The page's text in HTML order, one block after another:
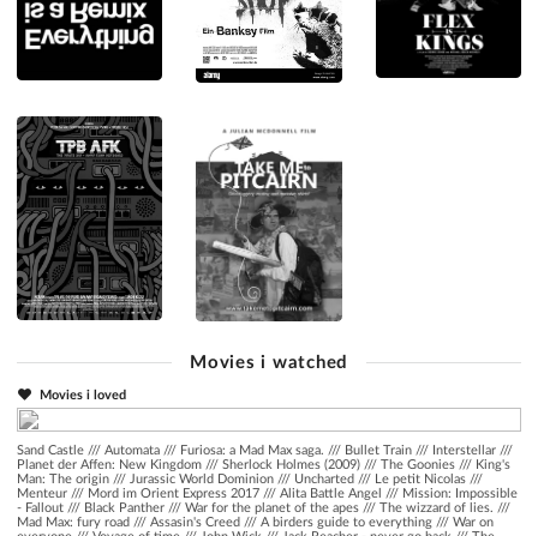
Movies i watched
Movies i loved
Sand Castle /// Automata /// Furiosa: a Mad Max saga. /// Bullet Train /// Interstellar ///
Planet der Affen: New Kingdom /// Sherlock Holmes (2009) /// The Goonies /// King's
Man: The origin /// Jurassic World Dominion /// Uncharted /// Le petit Nicolas ///
Menteur /// Mord im Orient Express 2017 /// Alita Battle Angel /// Mission: Impossible
- Fallout /// Black Panther /// War for the planet of the apes /// The wizzard of lies.
///
Mad Max: fury road /// Assasin's Creed /// A birders guide to everything /// War on